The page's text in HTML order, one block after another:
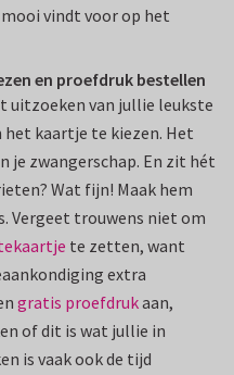
vindt voor op het
en proefdruk bestellen
uitzoeken van jullie leukste
kaartje te kiezen. Het
je zwangerschap. En zit hét
Wat fijn! Maak hem
Vergeet trouwens niet om
te zetten, want
extra
gratis proefdrukaan,
of dit is wat jullie in
is vaak ook de tijd